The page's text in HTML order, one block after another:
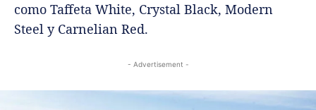
como Taffeta White, Crystal Black, Modern
Steel y Carnelian Red.
- Advertisement -